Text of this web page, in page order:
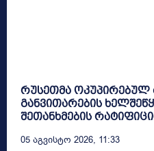
რუსეთმა ოკუპირებულ
განვითარების
შეთანხმების
05 Აგვისტო 2026, 11:33